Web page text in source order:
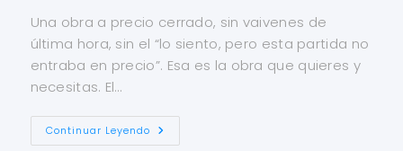
Una obra a precio cerrado, sin vaivenes de
última hora, sin el “lo siento, pero esta partida no
entraba en precio”. Esa es la obra que quieres y
necesitas. El…
Continuar Leyendo